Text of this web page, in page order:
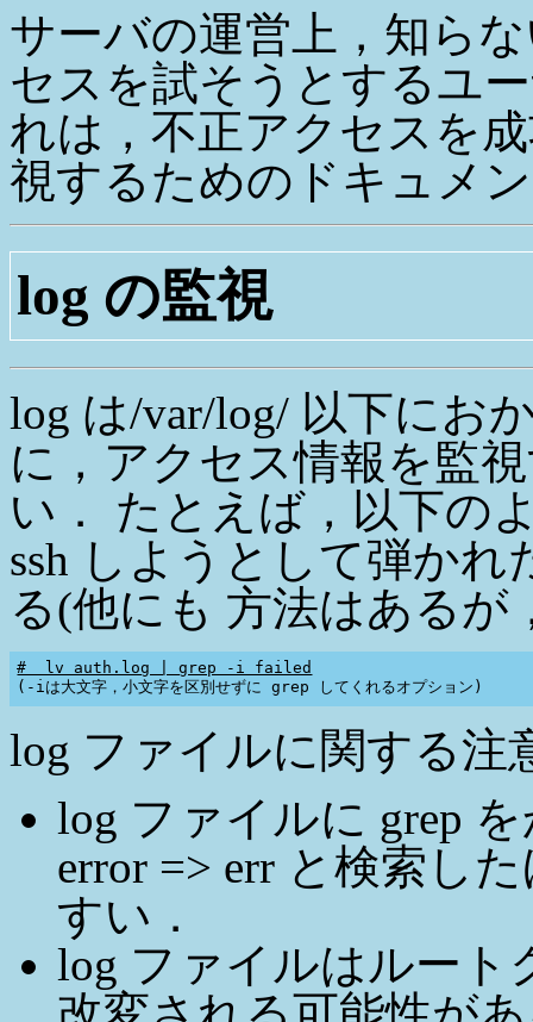
サーバの運営上，知ら
セスを試そうとするユ
れは，不正アクセスを
視するためのドキュメ
log の監視
log は/var/log/ 以下にお
に，アクセス情報を監
い． たとえば，以下の
ssh しようとして弾か
る(他にも 方法はあるが
#  lv auth.log | grep -i failed
log ファイルに関する注
log ファイルに grep
error => err と検索し
すい．
log ファイルはルート